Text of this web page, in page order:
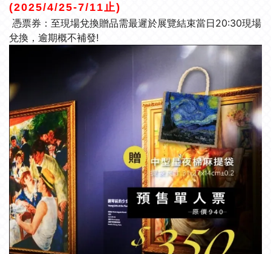
(2025/4/25-7/11止)
憑票券：至現場兌換贈品需最遲於展覽結束當日20:30現場
兌換，逾期概不補發!